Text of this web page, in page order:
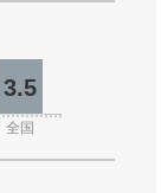
3.5
全国